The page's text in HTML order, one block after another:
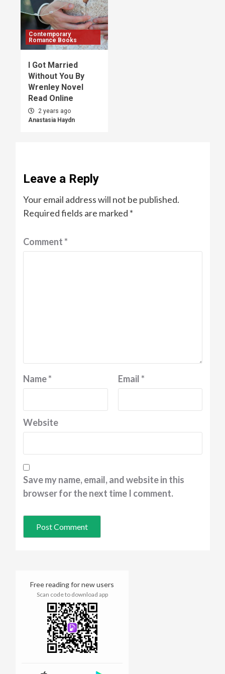
Contemporary
Romance Books
I Got Married
Without You By
Wrenley Novel
Read Online
2 years ago
Anastasia Haydn
Leave a Reply
Your email address will not be published.
Required fields are marked *
Comment*
Name* Email*
Website
Save my name, email, and website in this
browser for the next time I comment.
Free reading for new users
Scan code to download app